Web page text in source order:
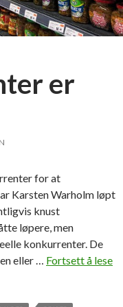
er
for at
Karsten Warholm løpt
knust
løpere, men
konkurrenter. De
eller … Fortsett å lese